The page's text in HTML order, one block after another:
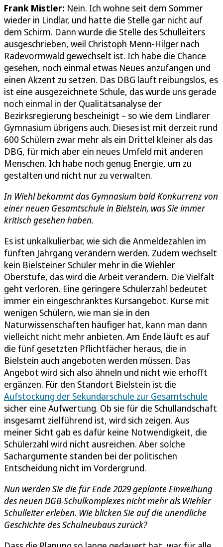
Frank Mistler: Nein. Ich wohne seit dem Sommer
wieder in Lindlar, und hatte die Stelle gar nicht auf
dem Schirm. Dann wurde die Stelle des Schulleiters
ausgeschrieben, weil Christoph Menn-Hilger nach
Radevormwald gewechselt ist. Ich habe die Chance
gesehen, noch einmal etwas Neues anzufangen und
einen Akzent zu setzen. Das DBG läuft reibungslos, es
ist eine ausgezeichnete Schule, das wurde uns gerade
noch einmal in der Qualitätsanalyse der
Bezirksregierung bescheinigt – so wie dem Lindlarer
Gymnasium übrigens auch. Dieses ist mit derzeit rund
600 Schülern zwar mehr als ein Drittel kleiner als das
DBG, für mich aber ein neues Umfeld mit anderen
Menschen. Ich habe noch genug Energie, um zu
gestalten und nicht nur zu verwalten.
In Wiehl bekommt das Gymnasium bald Konkurrenz von
einer neuen Gesamtschule in Bielstein, was Sie immer
kritisch gesehen haben.
Es ist unkalkulierbar, wie sich die Anmeldezahlen im
fünften Jahrgang verändern werden. Zudem wechselt
kein Bielsteiner Schüler mehr in die Wiehler
Oberstufe, das wird die Arbeit verändern. Die Vielfalt
geht verloren. Eine geringere Schülerzahl bedeutet
immer ein eingeschränktes Kursangebot. Kurse mit
wenigen Schülern, wie man sie in den
Naturwissenschaften häufiger hat, kann man dann
vielleicht nicht mehr anbieten. Am Ende läuft es auf
die fünf gesetzten Pflichtfächer heraus, die in
Bielstein auch angeboten werden müssen. Das
Angebot wird sich also ähneln und nicht wie erhofft
ergänzen. Für den Standort Bielstein ist die
Aufstockung der Sekundarschule zur Gesamtschule
sicher eine Aufwertung. Ob sie für die Schullandschaft
insgesamt zielführend ist, wird sich zeigen. Aus
meiner Sicht gab es dafür keine Notwendigkeit, die
Schülerzahl wird nicht ausreichen. Aber solche
Sachargumente standen bei der politischen
Entscheidung nicht im Vordergrund.
Nun werden Sie die für Ende 2029 geplante Einweihung
des neuen DGB-Schulkomplexes nicht mehr als Wiehler
Schulleiter erleben. Wie blicken Sie auf die unendliche
Geschichte des Schulneubaus zurück?